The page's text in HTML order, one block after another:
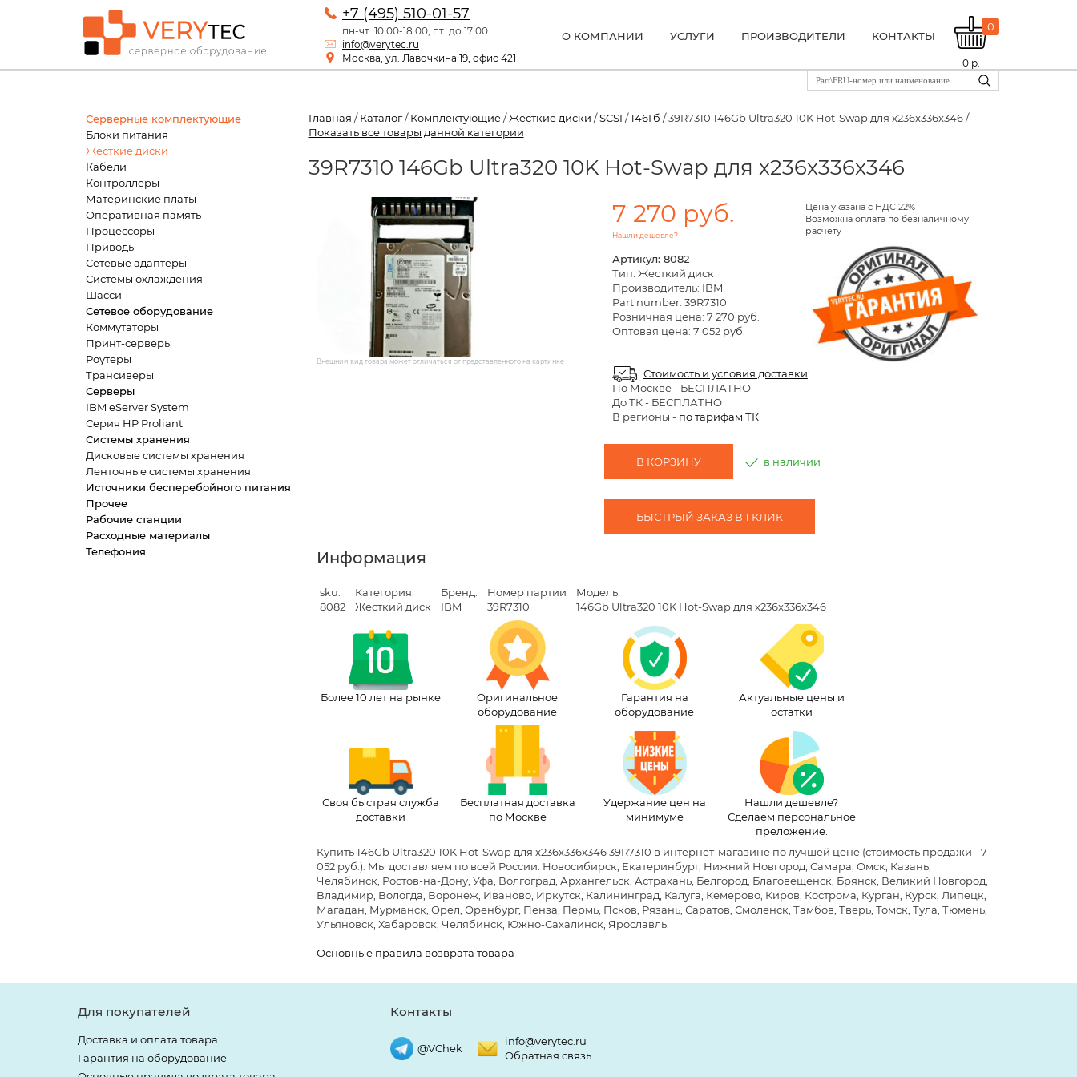
+7 (495) 510-01-57
пн-чт: 10:00-18:00, пт: до 17:00
info@verytec.ru
Москва, ул. Лавочкина 19, офис 421
О КОМПАНИИ УСЛУГИ ПРОИЗВОДИТЕЛИ КОНТАКТЫ
0
0 р.
Серверные комплектующие
Блоки питания
Жесткие диски
Кабели
Контроллеры
Материнские платы
Оперативная память
Процессоры
Приводы
Сетевые адаптеры
Системы охлаждения
Шасси
Сетевое оборудование
Коммутаторы
Принт-серверы
Роутеры
Трансиверы
Серверы
IBM eServer System
Серия HP Proliant
Системы хранения
Дисковые системы хранения
Ленточные системы хранения
Источники бесперебойного питания
Прочее
Рабочие станции
Расходные материалы
Телефония
Главная /Каталог/Комплектующие/Жесткие диски /SCSI /146Гб / 39R7310 146Gb Ultra320 10K Hot-Swap для x236x336x346 /
Показать все товары данной категории
39R7310 146Gb Ultra320 10K Hot-Swap для x236x336x346
Внешний вид товара может отличаться от представленного на картинке
7 270 руб.
Нашли дешевле?
Цена указана с НДС 22%
Возможна оплата по безналичному
расчету
Артикул: 8082
Тип: Жесткий диск
Производитель: IBM
Part number: 39R7310
Розничная цена: 7 270 руб.
Оптовая цена: 7 052 руб.
Стоимость и условия доставки:
По Москве- БЕСПЛАТНО
До ТК - БЕСПЛАТНО
В регионы - по тарифам ТК
В КОРЗИНУ в наличии
БЫСТРЫЙ ЗАКАЗ В 1 КЛИК
Информация
sku:
8082
Категория:
Жесткий диск
Бренд:
IBM
Номер партии
39R7310
Модель:
146Gb Ultra320 10K Hot-Swap для x236x336x346
Более 10 лет на рынке
Оригинальное
оборудование
Гарантия на
оборудование
Актуальные цены и
остатки
Своя быстрая служба
доставки
Бесплатная доставка
по Москве
Удержание цен на
минимуме
Нашли дешевле?
Сделаем персональное
преложение.
Купить 146Gb Ultra320 10K Hot-Swap для x236x336x346 39R7310 в интернет-магазине по лучшей цене(стоимость продажи - 7
052 руб.) . Мы доставляем по всей России: Новосибирск, Екатеринбург, Нижний Новгород, Самара, Омск, Казань,
Челябинск, Ростов-на-Дону, Уфа, Волгоград, Архангельск, Астрахань, Белгород, Благовещенск, Брянск, Великий Новгород,
Владимир, Вологда, Воронеж, Иваново, Иркутск, Калининград, Калуга, Кемерово, Киров, Кострома, Курган, Курск, Липецк,
Магадан, Мурманск, Орел, Оренбург, Пенза, Пермь, Псков, Рязань, Саратов, Смоленск, Тамбов, Тверь, Томск, Тула, Тюмень,
Ульяновск, Хабаровск, Челябинск, Южно-Сахалинск, Ярославль.
Основные правила возврата товара
Для покупателей
Доставка и оплата товара
Гарантия на оборудование
Контакты
@VChek
info@verytec.ru
Обратная связь